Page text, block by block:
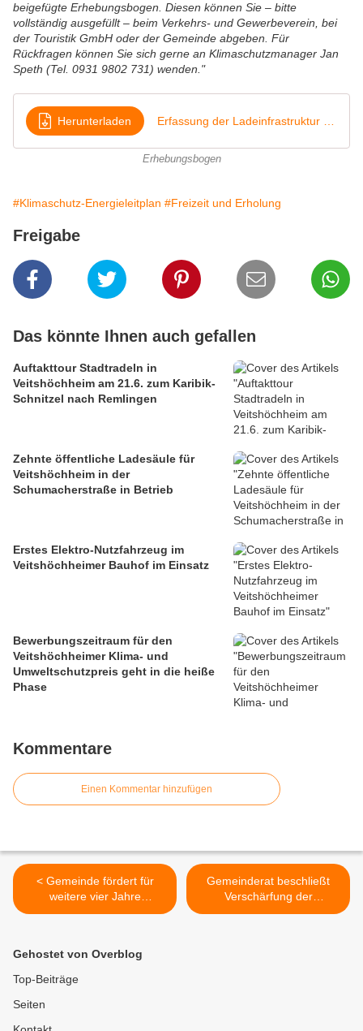
beigefügte Erhebungsbogen. Diesen können Sie – bitte
vollständig ausgefüllt – beim Verkehrs- und Gewerbeverein, bei
der Touristik GmbH oder der Gemeinde abgeben. Für
Rückfragen können Sie sich gerne an Klimaschutzmanager Jan
Speth (Tel. 0931 9802 731) wenden."
Herunterladen
Erhebungsbogen
#Klimaschutz-Energieleitplan #Freizeit und Erholung
Freigabe
Das könnte Ihnen auch gefallen
Auftakttour Stadtradeln in
Veitshöchheim am 21.6. zum Karibik-
Schnitzel nach Remlingen
Zehnte öffentliche Ladesäule für
Veitshöchheim in der
Schumacherstraße in Betrieb
Erstes Elektro-Nutzfahrzeug im
Veitshöchheimer Bauhof im Einsatz
Bewerbungszeitraum für den
Veitshöchheimer Klima- und
Umweltschutzpreis geht in die heiße
Phase
Kommentare
Einen Kommentar hinzufügen
< Gemeinde fördert für
weitere vier Jahre
Turntalentschule der TG
Gemeinderat beschließt
Verschärfung der
gemeindlichen
Gehostet von Overblog
Top-Beiträge
Seiten